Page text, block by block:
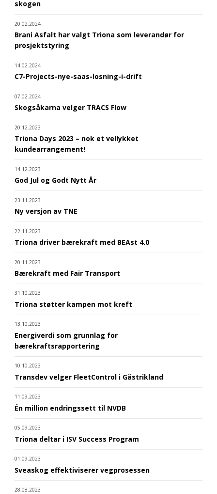
skogen
20.02.2024
Brani Asfalt har valgt Triona som leverandør for
prosjektstyring
14.02.2024
C7-Projects-nye-saas-losning-i-drift
07.02.2024
Skogsåkarna velger TRACS Flow
20.12.2023
Triona Days 2023 – nok et vellykket
kundearrangement!
14.12.2023
God Jul og Godt Nytt År
23.11.2023
Ny versjon av TNE
22.11.2023
Triona driver bærekraft med BEAst 4.0
20.11.2023
Bærekraft med Fair Transport
31.10.2023
Triona støtter kampen mot kreft
13.10.2023
Energiverdi som grunnlag for
bærekraftsrapportering
10.10.2023
Transdev velger FleetControl i Gästrikland
11.09.2023
Én million endringssett til NVDB
05.09.2023
Triona deltar i ISV Success Program
01.09.2023
Sveaskog effektiviserer vegprosessen
28.08.2023